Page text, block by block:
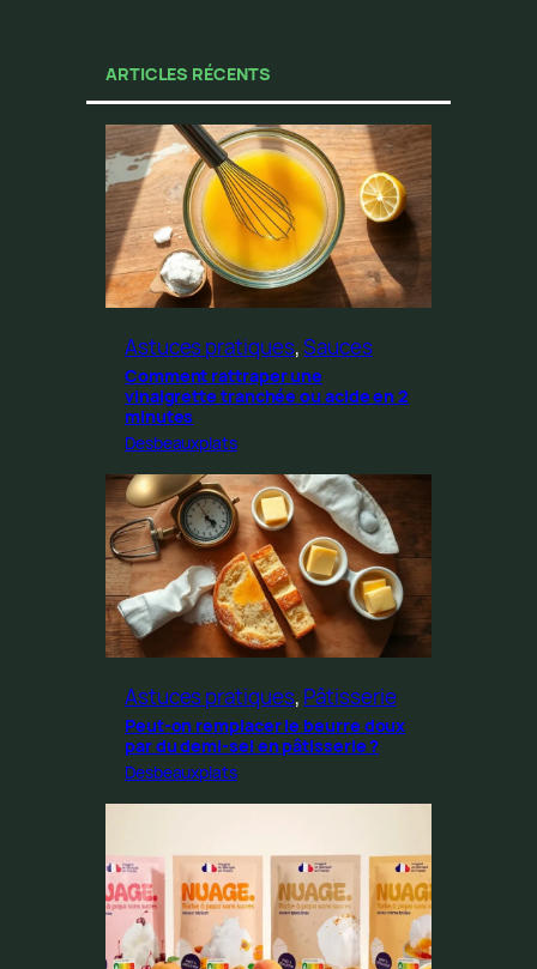
ARTICLES RÉCENTS
Astuces pratiques, Sauces
Comment rattraper une
vinaigrette tranchée ou acide en 2
minutes
Desbeauxplats
Astuces pratiques, Pâtisserie
Peut-on remplacer le beurre doux
par du demi-sel en pâtisserie ?
Desbeauxplats